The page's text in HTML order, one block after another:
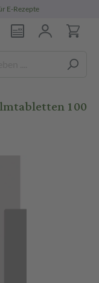
E-Rezepte
100